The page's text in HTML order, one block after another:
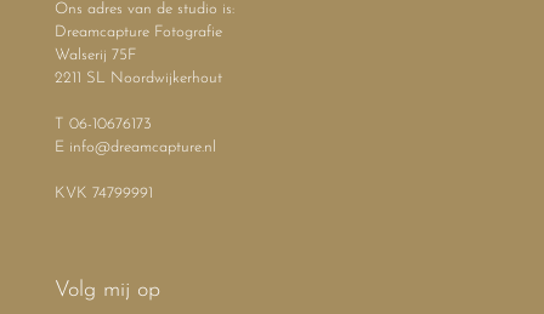
Ons adres van de studio is:
Dreamcapture Fotografie
Walserij 75F
2211 SL Noordwijkerhout
T 06-10676173
E info@dreamcapture.nl
KVK 74799991
Volg mij op